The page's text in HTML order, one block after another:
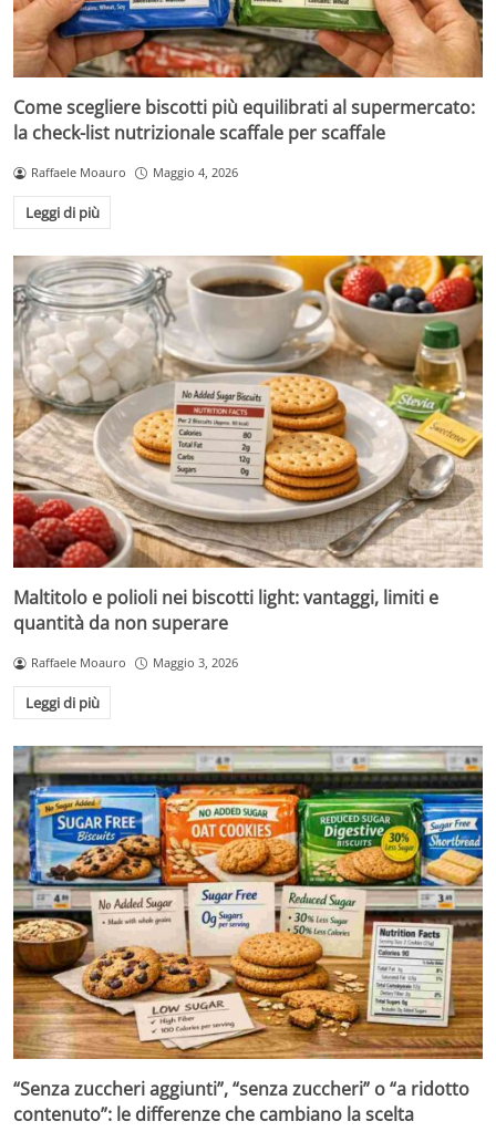
Come scegliere biscotti più equilibrati al supermercato:
la check-list nutrizionale scaffale per scaffale
Raffaele Moauro Maggio 4, 2026
Leggi di più
Maltitolo e polioli nei biscotti light: vantaggi, limiti e
quantità da non superare
Raffaele Moauro Maggio 3, 2026
Leggi di più
“Senza zuccheri aggiunti”, “senza zuccheri” o “a ridotto
contenuto”: le differenze che cambiano la scelta